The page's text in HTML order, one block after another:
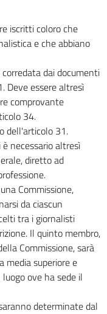
iscritti coloro che
e che abbiano
dai documenti
Deve essere altresì
comprovante
34.
dell'articolo 31.
necessario altresì
diretto ad
Commissione,
da ciascun
tra i giornalisti
Il quinto membro,
Commissione, sarà
media superiore e
ove ha sede il
determinate dal